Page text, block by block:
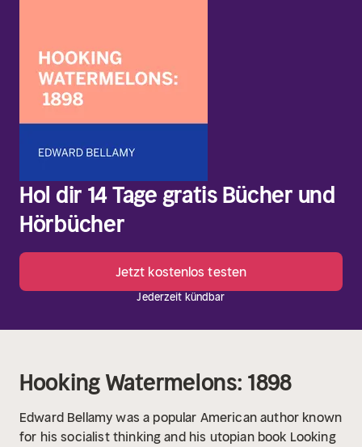
Hol dir 14 Tage gratis Bücher und
Hörbücher
Jetzt kostenlos testen
Jederzeit kündbar
Hooking Watermelons: 1898
Edward Bellamy was a popular American author known
for his socialist thinking and his utopian book Looking